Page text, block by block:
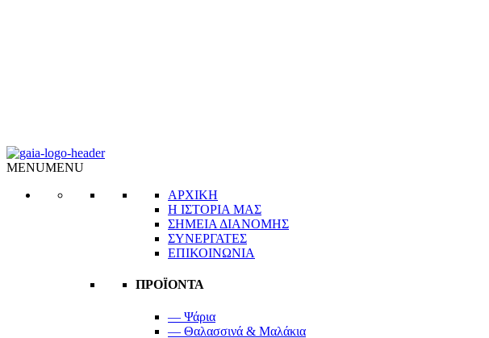
MENUMENU
ΑΡΧΙΚΗ
Η ΙΣΤΟΡΙΑ ΜΑΣ
ΣΗΜΕΙΑ ΔΙΑΝΟΜΗΣ
ΣΥΝΕΡΓΑΤΕΣ
ΕΠΙΚΟΙΝΩΝΙΑ
ΠΡΟΪΟΝΤΑ
— Ψάρια
— Θαλασσινά & Μαλάκια